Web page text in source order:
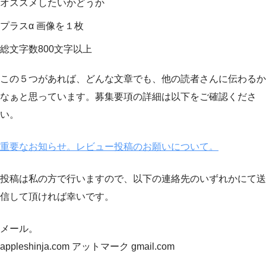
オススメしたいかどうか
プラスα 画像を１枚
総文字数800文字以上
この５つがあれば、どんな文章でも、他の読者さんに伝わるか
なぁと思っています。募集要項の詳細は以下をご確認くださ
い。
重要なお知らせ。レビュー投稿のお願いについて。
投稿は私の方で行いますので、以下の連絡先のいずれかにて送
信して頂ければ幸いです。
メール。
appleshinja.com アットマーク gmail.com